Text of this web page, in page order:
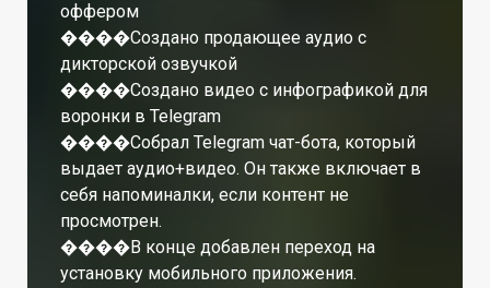
оффером
����Создано продающее аудио с
дикторской озвучкой
����Создано видео с инфографикой для
воронки в Telegram
����Собрал Telegram чат-бота, который
выдает аудио+видео. Он также включает в
себя напоминалки, если контент не
просмотрен.
����В конце добавлен переход на
установку мобильного приложения.